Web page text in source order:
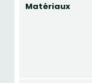
Matériaux